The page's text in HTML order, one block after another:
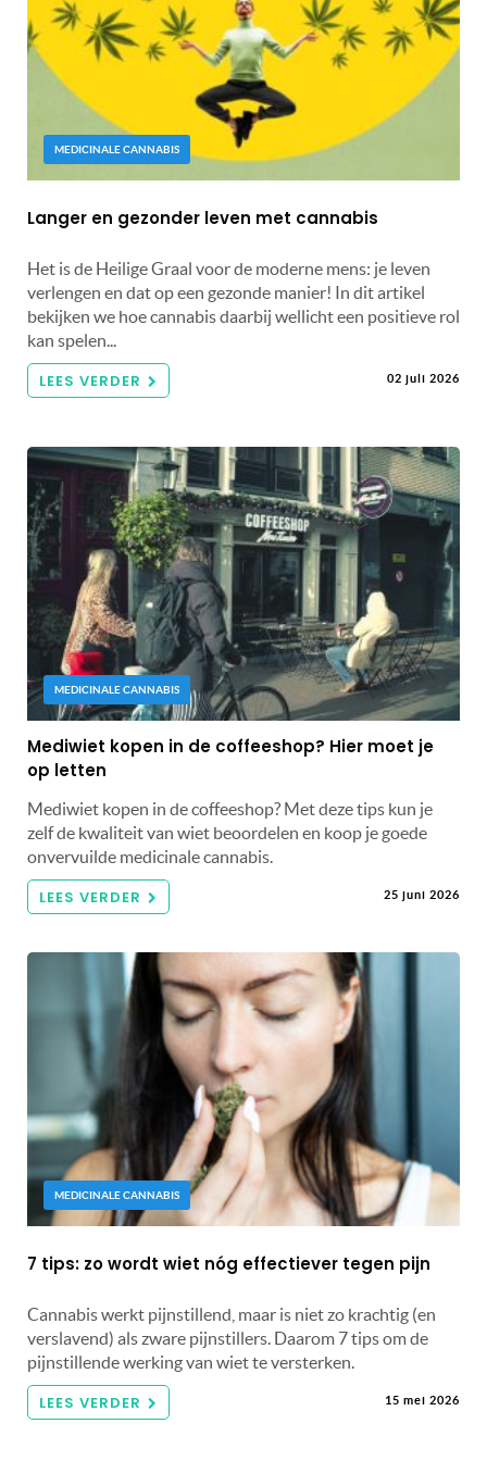
MEDICINALE CANNABIS
Langer en gezonder leven met cannabis
Het is de Heilige Graal voor de moderne mens: je leven
verlengen en dat op een gezonde manier! In dit artikel
bekijken we hoe cannabis daarbij wellicht een positieve rol
kan spelen...
LEES VERDER 02 juli 2026
MEDICINALE CANNABIS
Mediwiet kopen in de coffeeshop? Hier moet je
op letten
Mediwiet kopen in de coffeeshop? Met deze tips kun je
zelf de kwaliteit van wiet beoordelen en koop je goede
onvervuilde medicinale cannabis.
LEES VERDER 25 juni 2026
MEDICINALE CANNABIS
7 tips: zo wordt wiet nóg effectiever tegen pijn
Cannabis werkt pijnstillend, maar is niet zo krachtig (en
verslavend) als zware pijnstillers. Daarom 7 tips om de
pijnstillende werking van wiet te versterken.
LEES VERDER 15 mei 2026